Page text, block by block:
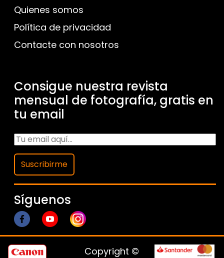
Quienes somos
Política de privacidad
Contacte con nosotros
Consigue nuestra revista
mensual de fotografía, gratis en
tu email
Suscribirme
Síguenos
Copyright ©